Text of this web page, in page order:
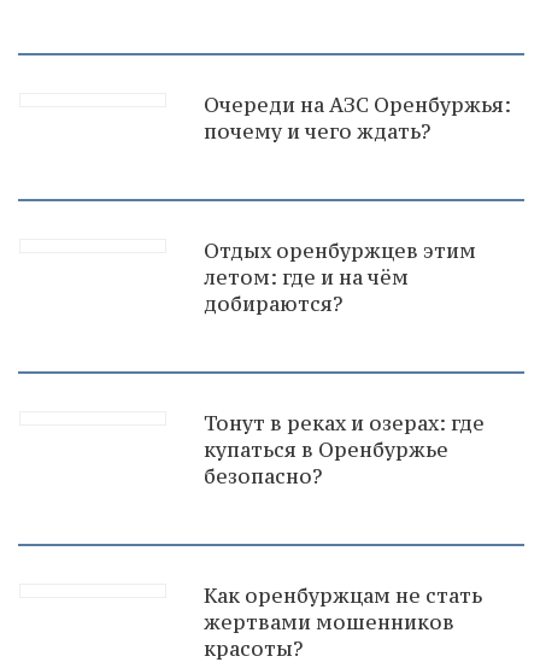
Очереди на АЗС Оренбуржья:
почему и чего ждать?
Отдых оренбуржцев этим
летом: где и на чём
добираются?
Тонут в реках и озерах: где
купаться в Оренбуржье
безопасно?
Как оренбуржцам не стать
жертвами мошенников
красоты?